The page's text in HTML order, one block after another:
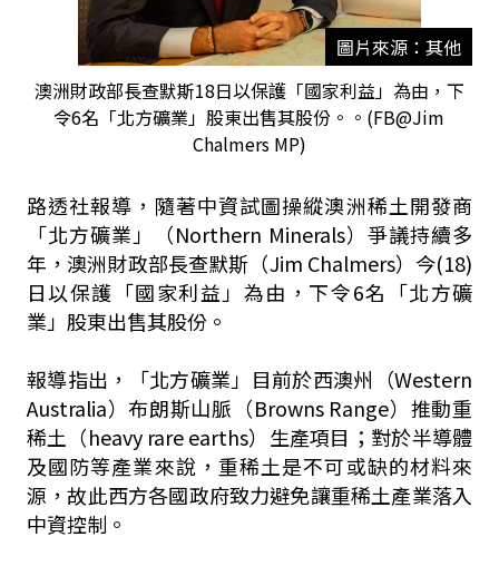
圖片來源：其他
澳洲財政部長查默斯18日以保護「國家利益」為由，下
令6名「北方礦業」股東出售其股份。。(FB@Jim
Chalmers MP)
路透社報導，隨著中資試圖操縱澳洲稀土開發商
「北方礦業」（Northern Minerals）爭議持續多
年，澳洲財政部長查默斯（Jim Chalmers）今(18)
日以保護「國家利益」為由，下令6名「北方礦
業」股東出售其股份。
報導指出，「北方礦業」目前於西澳州（Western
Australia）布朗斯山脈（Browns Range）推動重
稀土（heavy rare earths）生產項目；對於半導體
及國防等產業來說，重稀土是不可或缺的材料來
源，故此西方各國政府致力避免讓重稀土產業落入
中資控制。